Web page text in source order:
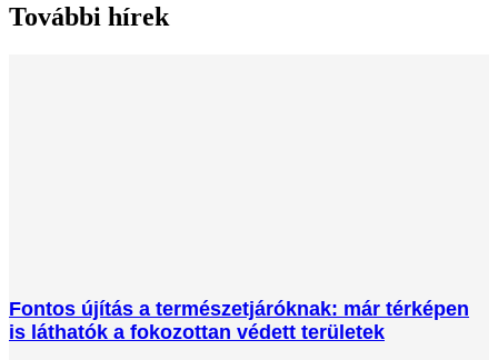
További hírek
Fontos újítás a természetjáróknak: már térképen
is láthatók a fokozottan védett területek